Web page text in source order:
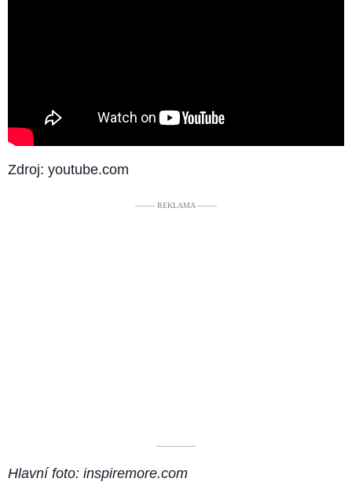
Zdroj: youtube.com
––––– REKLAMA –––––
––––––––––
Hlavní foto: inspiremore.com